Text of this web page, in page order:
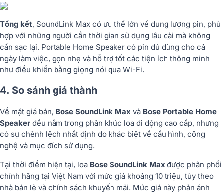
Tổng kết, SoundLink Max có ưu thế lớn về dung lượng pin, phù
hợp với những người cần thời gian sử dụng lâu dài mà không
cần sạc lại. Portable Home Speaker có pin đủ dùng cho cả
ngày làm việc, gọn nhẹ và hỗ trợ tốt các tiện ích thông minh
như điều khiển bằng giọng nói qua Wi-Fi.
4. So sánh giá thành
Về mặt giá bán, Bose SoundLink Max và Bose Portable Home
Speaker đều nằm trong phân khúc loa di động cao cấp, nhưng
có sự chênh lệch nhất định do khác biệt về cấu hình, công
nghệ và mục đích sử dụng.
Tại thời điểm hiện tại, loa Bose SoundLink Max được phân phối
chính hãng tại Việt Nam với mức giá khoảng 10 triệu, tùy theo
nhà bán lẻ và chính sách khuyến mãi. Mức giá này phản ánh